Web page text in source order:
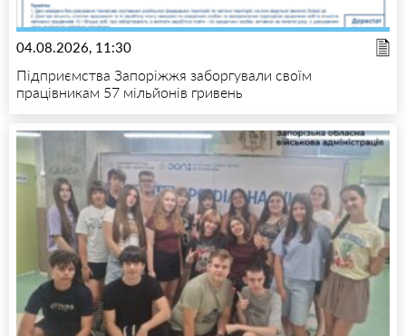
04.08.2026, 11:30
Підприємства Запоріжжя заборгували своїм
працівникам 57 мільйонів гривень